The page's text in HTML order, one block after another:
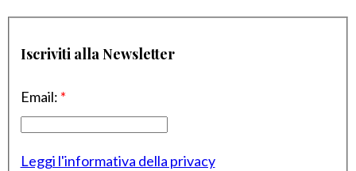
Iscriviti alla Newsletter
Email: *
Leggi l'informativa della privacy